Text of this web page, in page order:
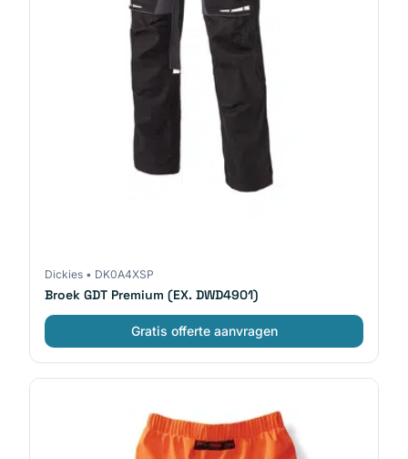
Dickies • DK0A4XSP
Broek GDT Premium (EX. DWD4901)
Gratis offerte aanvragen